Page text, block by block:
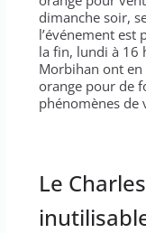
dimanche soir,
l’événement est
la fin, lundi à 16
Morbihan ont en
orange pour de
phénomènes de
Le